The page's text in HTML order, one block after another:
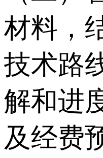
材料，
技术路
解和进
及经费